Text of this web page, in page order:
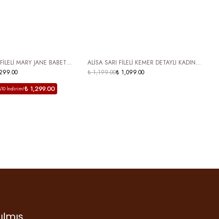
MARY JANE BABET
BURUN YAZLIK GÜNLÜK
İndirim!₺ 1,299.00
ÜCRETSİZ KARGO
ALİSA SARI FİLELİ KEMER DETAYLI KADIN
BABET
₺ 1,199.00₺ 1,099.00